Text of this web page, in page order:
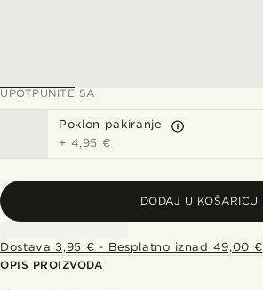
UPOTPUNITE SA
Poklon pakiranje
+ 4,95 €
DODAJ U KOŠARICU
Dostava 3,95 € - Besplatno iznad 49,00 €
OPIS PROIZVODA